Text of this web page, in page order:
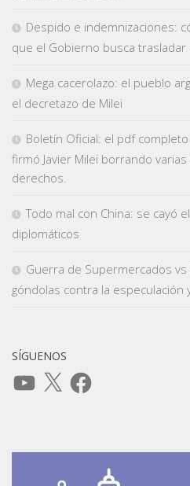
Despido e indemnizaciones:
que el Gobierno busca trasladar
Mega cacerolazo: el pueblo
el decretazo de Milei
Boletín Oficial: el pdf
firmó Javier Milei borrando
derechos.
Todo mal con China: se cayó
diplomáticos
Guerra de Supermercados
góndolas contra la especulación
SÍGUENOS
YouTube
X Facebook